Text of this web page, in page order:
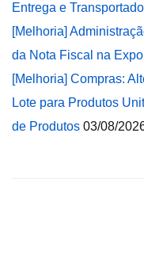
Entrega e
[Melhoria]
da Nota Fiscal na
[Melhoria] Compras:
Lote para Produtos
de Produtos 03/08/